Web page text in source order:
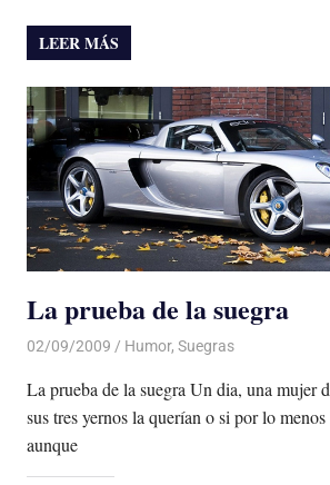
LEER MÁS
La prueba de la suegra
02/09/2009 Luis Castellanos
Humor, Suegras
La prueba de la suegra Un dia, una mujer
sus tres yernos la querían o si por lo
aunque